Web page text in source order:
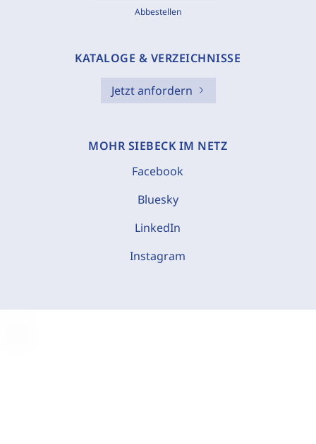
Abbestellen
KATALOGE & VERZEICHNISSE
Jetzt anfordern
MOHR SIEBECK IM NETZ
Facebook
Bluesky
LinkedIn
Instagram